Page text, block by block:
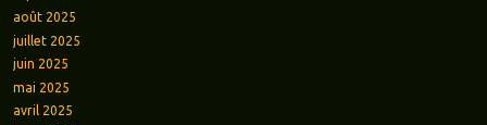
août 2025
juillet 2025
juin 2025
mai 2025
avril 2025